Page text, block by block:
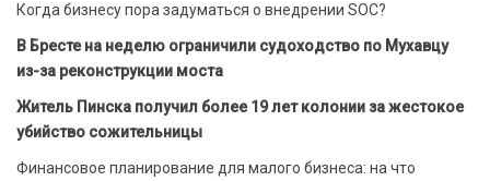
Когда бизнесу пора задуматься о внедрении SOC?
В Бресте на неделю ограничили судоходство по Мухавцу
из-за реконструкции моста
Житель Пинска получил более 19 лет колонии за жестокое
убийство сожительницы
Финансовое планирование для малого бизнеса: на что